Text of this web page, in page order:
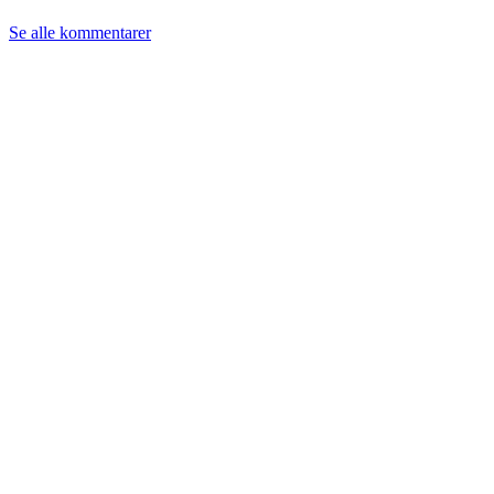
Se alle kommentarer